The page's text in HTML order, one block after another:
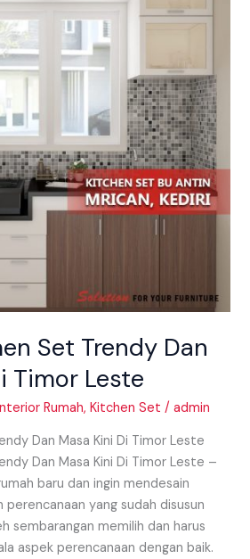
Set Trendy Dan
Timor Leste
Rumah,Kitchen Set /admin
Dan Masa Kini Di Timor Leste
Dan Masa Kini Di Timor Leste –
baru dan ingin mendesain
yang sudah disusun
sembarangan memilih dan harus
aspek perencanaan dengan baik.